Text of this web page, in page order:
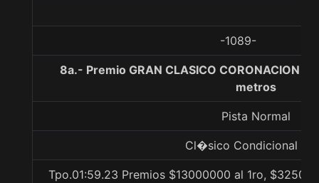
-1089-
8a.- Premio GRAN CLASICO CORONACION
metros
Pista Normal
Cl�sico Condicional Gr.
Tpo.01:59.23 Premios $13000000 al 1ro,